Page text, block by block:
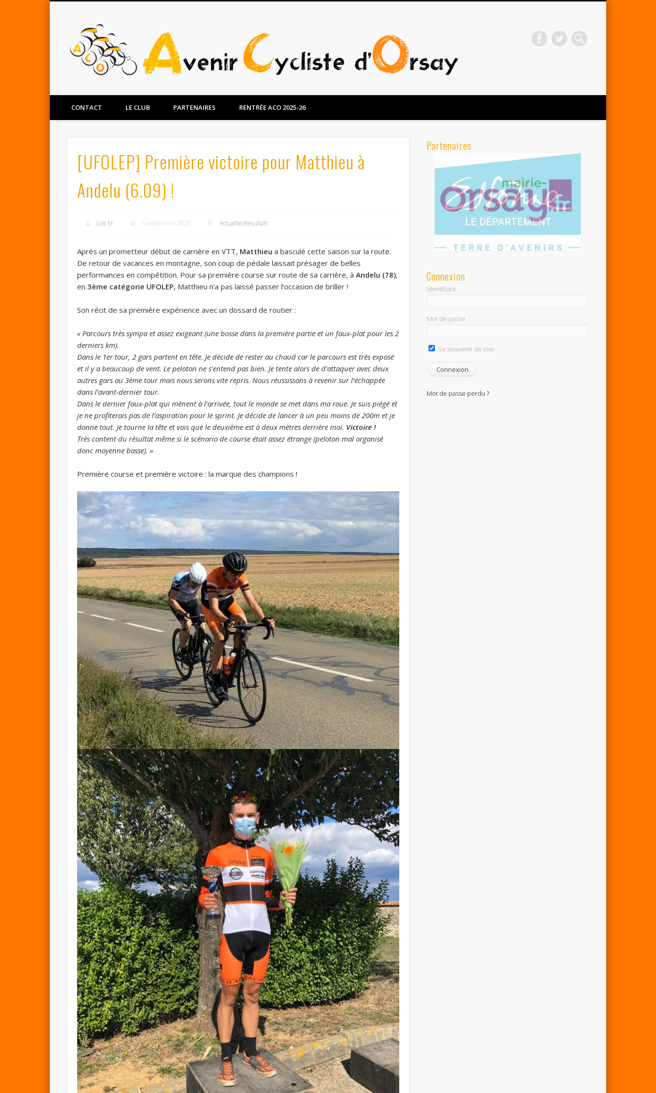
Avenir Cycliste d'Orsay
Twitter
CONTACT LE CLUB PARTENAIRES RENTRÉE ACO 2025-26
[UFOLEP] Première victoire pour Matthieu à
Andelu (6.09) !
Loic M 6 septembre 2020 Actualité/Résultats
Après un prometteur début de carrière en VTT, Matthieu a basculé cette saison sur la route.
De retour de vacances en montagne, son coup de pédale laissait présager de belles
performances en compétition. Pour sa première course sur route de sa carrière, àAndelu (78),
en3ème catégorie UFOLEP, Matthieu n’a pas laissé passer l’occasion de briller !
Son récit de sa première expérience avec un dossard de routier :
« Parcours très sympa et assez exigeant (une bosse dans la première partie et un faux-plat pour les 2
derniers km).
Dans le 1er tour, 2 gars partent en tête. Je décide de rester au chaud car le parcours est très exposé
et il y a beaucoup de vent. Le peloton ne s’entend pas bien. Je tente alors de d’attaquer avec deux
autres gars au 3ème tour mais nous serons vite repris. Nous réussissons à revenir sur l’échappée
dans l’avant-dernier tour.
Dans le dernier faux-plat qui mènent à l’arrivée, tout le monde se met dans ma roue. Je suis piégé et
je ne profiterais pas de l’aspiration pour le sprint. Je décide de lancer à un peu moins de 200m et je
donne tout. Je tourne la tête et vois que le deuxième est à deux mètres derrière moi. Victoire !
Très content du résultat même si le scénario de course était assez étrange (peloton mal organisé
donc moyenne basse). »
Première course et première victoire : la marque des champions !
Partenaires
Connexion
Identifiant
Mot de passe
Se souvenir de moi
Mot de passe perdu ?